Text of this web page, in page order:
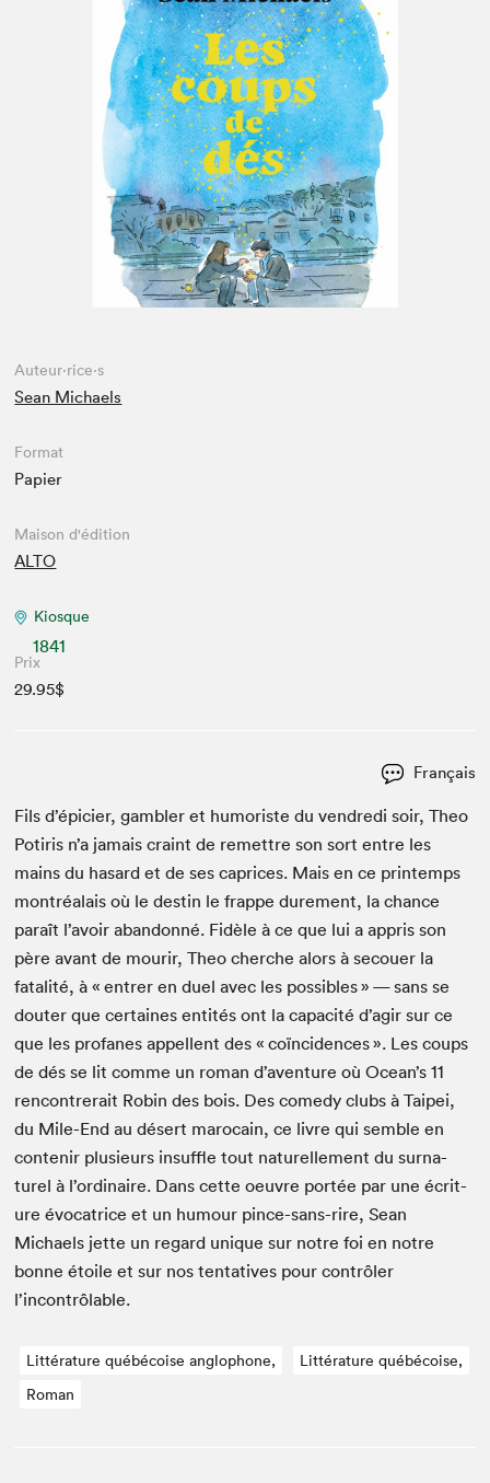
Espace enseignant·e·s
Espace pro
Auteur·rice·s
Sean Michaels
Format
Papier
Maison d'édition
ALTO
Kiosque
1841
Prix
29.95$
Français
Fils d’épicier, gam­bler et humoriste du ven­dre­di soir, Theo
Potiris n’a jamais craint de remet­tre son sort entre les
mains du hasard et de ses caprices. Mais en ce print­emps
mon­tréalais où le des­tin le frappe dure­ment, la chance
paraît l’avoir aban­don­né. Fidèle à ce que lui a appris son
père avant de mourir, Theo cherche alors à sec­ouer la
fatal­ité, à « entr­er en duel avec les pos­si­bles » — sans se
douter que cer­taines entités ont la capac­ité d’agir sur ce
que les pro­fanes appel­lent des « coïn­ci­dences ». Les coups
de dés se lit comme un roman d’aventure où Ocean’s11
ren­con­tr­erait Robin des bois. Des com­e­dy clubs à Taipei,
du Mile-End au désert maro­cain, ce livre qui sem­ble en
con­tenir plusieurs insuf­fle tout naturelle­ment du sur­na­
turel à l’ordinaire. Dans cette oeu­vre portée par une écri­t­
ure évo­ca­trice et un humour pince-sans-rire, Sean
Michaels jette un regard unique sur notre foi en notre
bonne étoile et sur nos ten­ta­tives pour con­trôler
l’incontrôlable.
Littérature québécoise anglophone,
Littérature québécoise,
Roman